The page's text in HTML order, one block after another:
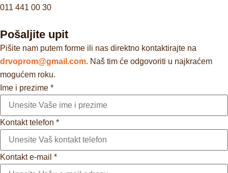
011 441 00 30
Pošaljite upit
Pišite nam putem forme ili nas direktno kontaktirajte na
drvoprom@gmail.com. Naš tim će odgovoriti u najkraćem
mogućem roku.
Ime i prezime *
Kontakt telefon *
Kontakt e-mail *